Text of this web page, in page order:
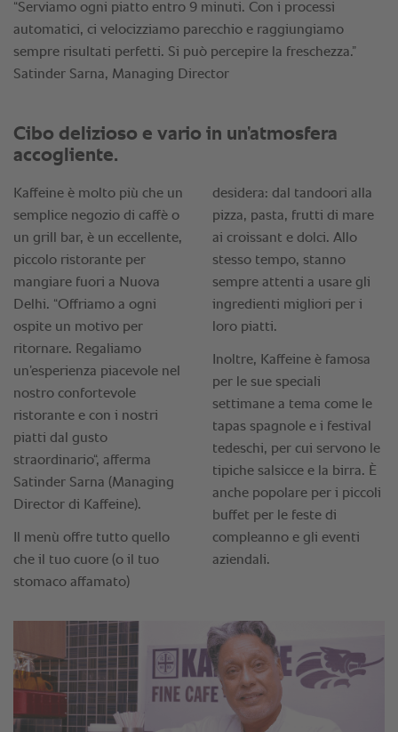
“Serviamo ogni piatto entro 9 minuti. Con i processi
automatici, ci velocizziamo parecchio e raggiungiamo
sempre risultati perfetti. Si può percepire la freschezza.”
Satinder Sarna, Managing Director